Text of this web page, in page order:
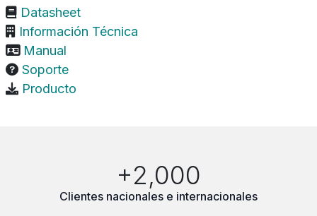
Datasheet
Información Técnica
Manual
Soporte
Producto
+2,000
Clientes nacionales e internacionales